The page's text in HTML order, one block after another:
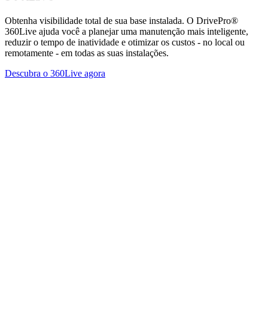
Obtenha visibilidade total de sua base instalada. O DrivePro®
360Live ajuda você a planejar uma manutenção mais inteligente,
reduzir o tempo de inatividade e otimizar os custos - no local ou
remotamente - em todas as suas instalações.
Descubra o 360Live agora